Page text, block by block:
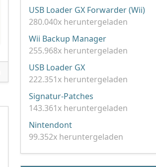
USB Loader GX Forwarder (Wii)
280.040x heruntergeladen
Wii Backup Manager
255.968x heruntergeladen
USB Loader GX
222.351x heruntergeladen
Signatur-Patches
143.361x heruntergeladen
Nintendont
99.352x heruntergeladen